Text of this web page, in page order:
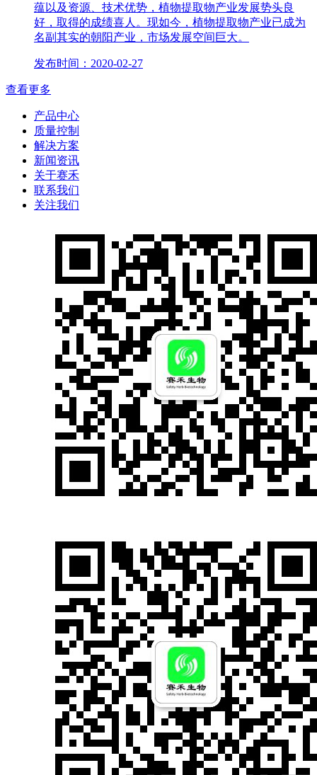
蕴以及资源、技术优势，植物提取物产业发展势头良
好，取得的成绩喜人。现如今，植物提取物产业已成为
名副其实的朝阳产业，市场发展空间巨大。
发布时间：2020-02-27
查看更多
产品中心
质量控制
解决方案
新闻资讯
关于赛禾
联系我们
关注我们